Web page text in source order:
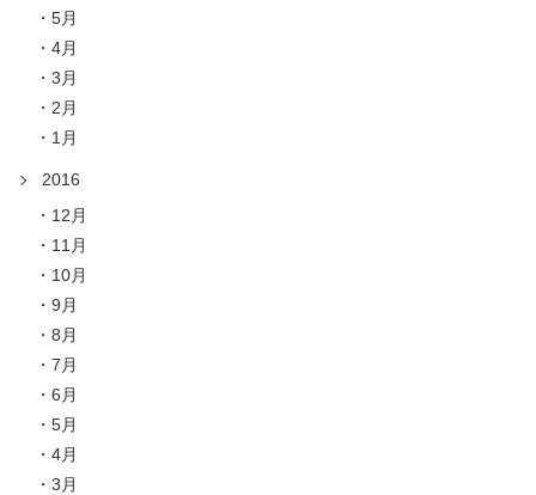
5月
4月
3月
2月
1月
2016
12月
11月
10月
9月
8月
7月
6月
5月
4月
3月